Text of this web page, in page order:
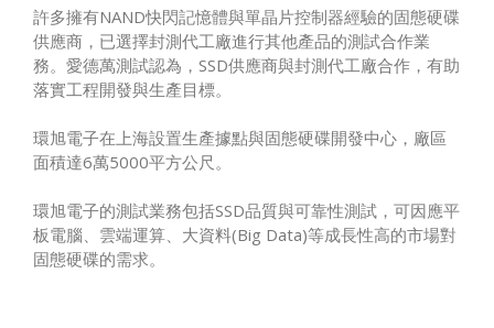
許多擁有NAND快閃記憶體與單晶片控制器經驗的固態硬碟
供應商，已選擇封測代工廠進行其他產品的測試合作業
務。愛德萬測試認為，SSD供應商與封測代工廠合作，有助
落實工程開發與生產目標。
環旭電子在上海設置生產據點與固態硬碟開發中心，廠區
面積達6萬5000平方公尺。
環旭電子的測試業務包括SSD品質與可靠性測試，可因應平
板電腦、雲端運算、大資料(Big Data)等成長性高的市場對
固態硬碟的需求。